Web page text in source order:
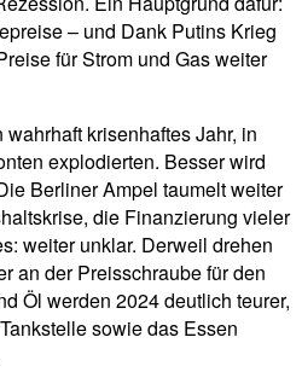
– und Dank Putins Krieg
für Strom und Gas weiter
krisenhaftes Jahr, in
explodierten. Besser wird
Berliner Ampel taumelt weiter
die Finanzierung vieler
weiter unklar. Derweil drehen
an der Preisschraube für den
Öl werden 2024 deutlich teurer,
sowie das Essen